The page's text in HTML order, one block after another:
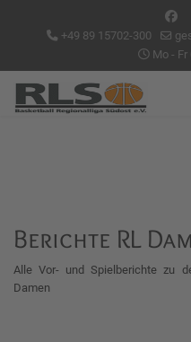
+49 89 15702-300
Mo - Fr
Berichte RL
Alle Vor- und Spielberichte zu
Damen